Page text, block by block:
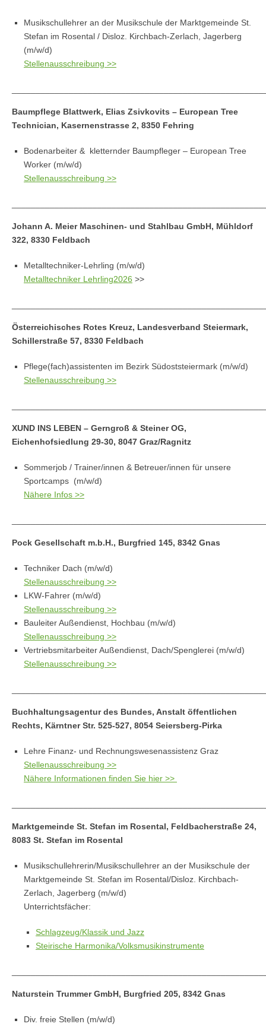
Musikschullehrer an der Musikschule der Marktgemeinde St.
Stefan im Rosental / Disloz. Kirchbach-Zerlach, Jagerberg
(m/w/d)
Stellenausschreibung >>
Baumpflege Blattwerk, Elias Zsivkovits – European Tree
Technician, Kasernenstrasse 2, 8350 Fehring
Bodenarbeiter & kletternder Baumpfleger – European Tree
Worker (m/w/d)
Stellenausschreibung >>
Johann A. Meier Maschinen- und Stahlbau GmbH, Mühldorf
322, 8330 Feldbach
Metalltechniker-Lehrling (m/w/d)
Metalltechniker Lehrling2026 >>
Österreichisches Rotes Kreuz, Landesverband Steiermark,
Schillerstraße 57, 8330 Feldbach
Pflege(fach)assistenten im Bezirk Südoststeiermark (m/w/d)
Stellenausschreibung >>
XUND INS LEBEN – Gerngroß & Steiner OG,
Eichenhofsiedlung 29-30, 8047 Graz/Ragnitz
Sommerjob / Trainer/innen & Betreuer/innen für unsere
Sportcamps (m/w/d)
Nähere Infos >>
Pock Gesellschaft m.b.H., Burgfried 145, 8342 Gnas
Techniker Dach (m/w/d)
Stellenausschreibung >>
LKW-Fahrer (m/w/d)
Stellenausschreibung >>
Bauleiter Außendienst, Hochbau (m/w/d)
Stellenausschreibung >>
Vertriebsmitarbeiter Außendienst, Dach/Spenglerei (m/w/d)
Stellenausschreibung >>
Buchhaltungsagentur des Bundes, Anstalt öffentlichen
Rechts, Kärntner Str. 525-527, 8054 Seiersberg-Pirka
Lehre Finanz‐ und Rechnungswesenassistenz Graz
Stellenausschreibung >>
Nähere Informationen finden Sie hier >>
Marktgemeinde St. Stefan im Rosental, Feldbacherstraße 24,
8083 St. Stefan im Rosental
Musikschullehrerin/Musikschullehrer an der Musikschule der
Marktgemeinde St. Stefan im Rosental/Disloz. Kirchbach-
Zerlach, Jagerberg (m/w/d)
Unterrichtsfächer:
Schlagzeug/Klassik und Jazz
Steirische Harmonika/Volksmusikinstrumente
Naturstein Trummer GmbH, Burgfried 205, 8342 Gnas
Div. freie Stellen (m/w/d)